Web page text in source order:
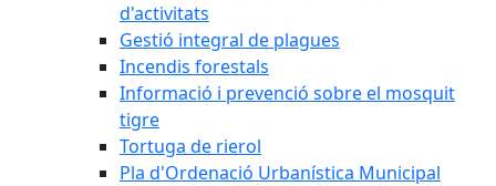
d'activitats
Gestió integral de plagues
Incendis forestals
Informació i prevenció sobre el mosquit
tigre
Tortuga de rierol
Pla d'Ordenació Urbanística Municipal